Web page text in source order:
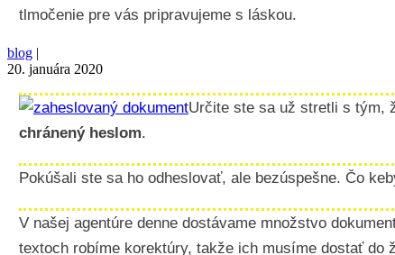
tlmočenie pre vás pripravujeme s láskou.
blog |
20. januára 2020
Určite ste sa už stretli s tým,
chránený heslom.
Pokúšali ste sa ho odheslovať, ale bezúspešne. Čo
V našej agentúre denne dostávame množstvo
textoch robíme korektúry, takže ich musíme dostať do